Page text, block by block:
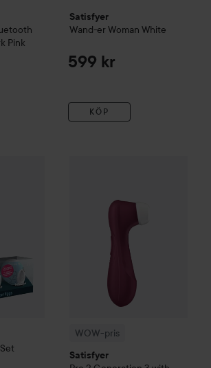
Pink
Satisfyer
Wand-er Woman White
599 kr
KÖP
WOW-pris
Satisfyer